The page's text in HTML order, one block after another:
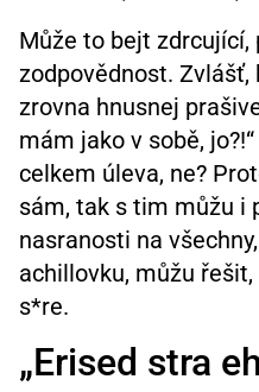
Může to bejt zdrcující,
zodpovědnost.
zrovna hnusnej
mám jako v sobě,
celkem úleva, ne?
sám, tak s tim můžu i
nasranosti na
achillovku, můžu
s*re.
„Erised stra